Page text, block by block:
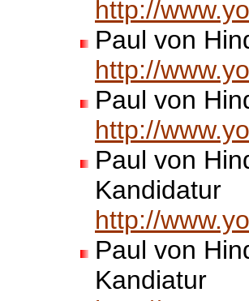
http://
Paul von
http://
Paul von
http://
Paul von
Kandidatur
http://
Paul von
Kandiatur